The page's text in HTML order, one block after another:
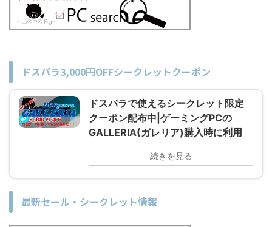
ドスパラ3,000円OFFシークレットクーポン
ドスパラで使えるシークレット限定
クーポン配布中|ゲーミングPCの
GALLERIA(ガレリア)購入時に利用
続きを見る
最新セール・シークレット情報